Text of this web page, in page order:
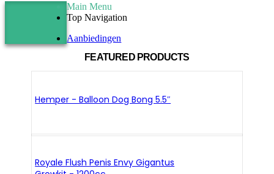
FEATURED PRODUCTS
Hemper - Balloon Dog Bong 5.5″
Royale Flush Penis Envy Gigantus
Main Menu
Top Navigation
Aanbiedingen